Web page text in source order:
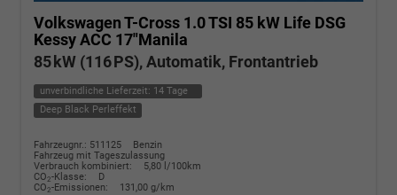
Volkswagen T-Cross 1.0 TSI 85 kW Life DSG
Kessy ACC 17"Manila
85 kW (116 PS), Automatik, Frontantrieb
unverbindliche Lieferzeit: 14 Tage
Deep Black Perleffekt
Fahrzeugnr.: 511125
Benzin
Fahrzeug mit Tageszulassung
Verbrauch kombiniert:
5,80 l/100km
CO2-Klasse:
D
CO2-Emissionen: 131,00 g/km